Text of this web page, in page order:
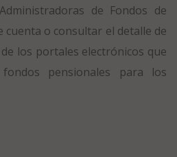
de Fondos de
cuenta o consultar el detalle de
los portales electrónicos que
pensionales para los